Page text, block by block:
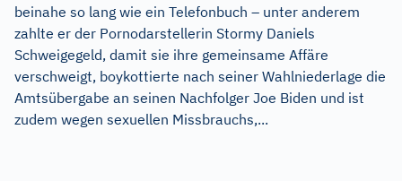
beinahe so lang wie ein Telefonbuch – unter anderem
zahlte er der Pornodarstellerin Stormy Daniels
Schweigegeld, damit sie ihre gemeinsame Affäre
verschweigt, boykottierte nach seiner Wahlniederlage die
Amtsübergabe an seinen Nachfolger Joe Biden und ist
zudem wegen sexuellen Missbrauchs,...